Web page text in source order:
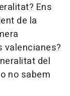
Ens
de la
valencianes?
del
no sabem